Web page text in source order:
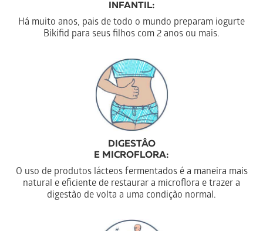
INFANTIL:
Há muito anos, pais de todo o mundo preparam iogurte
Bikifid para seus filhos com 2 anos ou mais.
DIGESTÂO
E MICROFLORA:
O uso de produtos lácteos fermentados é a maneira mais
natural e eficiente de restaurar a microflora e trazer a
digestão de volta a uma condição normal.